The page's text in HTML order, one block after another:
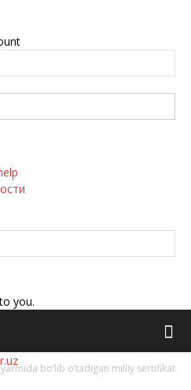
you.
bo’lib o’tadigan milliy sertifikat